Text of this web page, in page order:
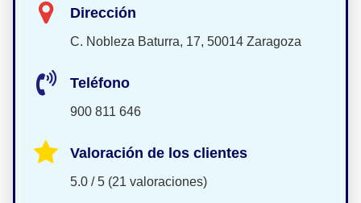
Dirección
C. Nobleza Baturra, 17, 50014 Zaragoza
Teléfono
900 811 646
Valoración de los clientes
5.0 / 5 (21 valoraciones)